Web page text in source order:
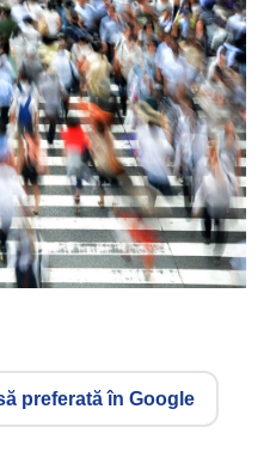
preferată în Google